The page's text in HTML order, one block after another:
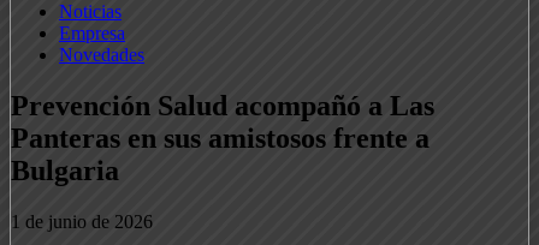
Noticias
Empresa
Novedades
Prevención Salud acompañó a Las
Panteras en sus amistosos frente a
Bulgaria
1 de junio de 2026